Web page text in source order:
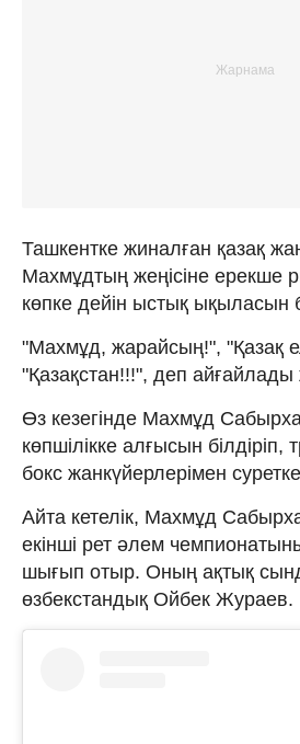
Ташкентке жиналған қазақ
Махмұдтың жеңісіне ерекше
көпке дейін ыстық ықыласын
"Махмұд, жарайсың!", "Қазақ
"Қазақстан!!!", деп
Өз кезегінде Махмұд
көпшілікке алғысын білдіріп,
бокс жанкүйерлерімен суретке
Айта кетелік, Махмұд
екінші рет әлем
шығып отыр. Оның ақтық
өзбекстандық Ойбек Жураев.